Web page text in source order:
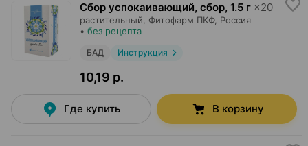
Сбор успокаивающий, сбор, 1.5 г ×20
растительный, Фитофарм ПКФ, Россия
• без рецепта
БАД Инструкция
10,19 р.
Где купить В корзину